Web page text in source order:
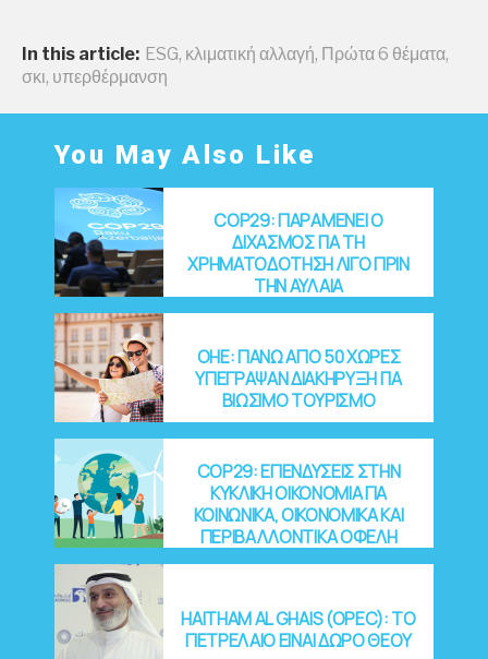
In this article: ESG, κλιματική αλλαγή, Πρώτα 6 θέματα,
σκι, υπερθέρμανση
You May Also Like
COP29: ΠΑΡΑΜΕΝΕΙ Ο
ΔΙΧΑΣΜΟΣ ΓΙΑ ΤΗ
ΧΡΗΜΑΤΟΔΟΤΗΣΗ ΛΙΓΟ ΠΡΙΝ
ΤΗΝ ΑΥΛΑΙΑ
OHE: ΠΑΝΩ ΑΠΟ 50 ΧΩΡΕΣ
ΥΠΕΓΡΑΨΑΝ ΔΙΑΚΗΡΥΞΗ ΓΙΑ
ΒΙΩΣΙΜΟ ΤΟΥΡΙΣΜΟ
COP29: EΠΕΝΔΥΣΕΙΣ ΣΤΗΝ
ΚΥΚΛΙΚΗ ΟΙΚΟΝΟΜΙΑ ΓΙΑ
ΚΟΙΝΩΝΙΚΑ, ΟΙΚΟΝΟΜΙΚΑ ΚΑΙ
ΠΕΡΙΒΑΛΛΟΝΤΙΚΑ ΟΦΕΛΗ
HAITHAM AL GHAIS (OPEC): ΤΟ
ΠΕΤΡΕΛΑΙΟ ΕΙΝΑΙ ΔΩΡΟ ΘΕΟΥ